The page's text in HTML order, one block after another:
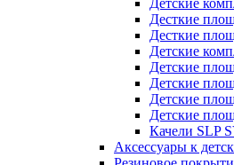
Детские
Десткие
Десткие
Детские
Детские
Детские
Детские
Детские
Качели SLP
Аксессуары к